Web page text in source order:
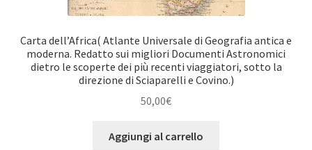
Carta dell’Africa( Atlante Universale di Geografia antica e
moderna. Redatto sui migliori Documenti Astronomici
dietro le scoperte dei più recenti viaggiatori, sotto la
direzione di Sciaparelli e Covino.)
50,00€
Aggiungi al carrello